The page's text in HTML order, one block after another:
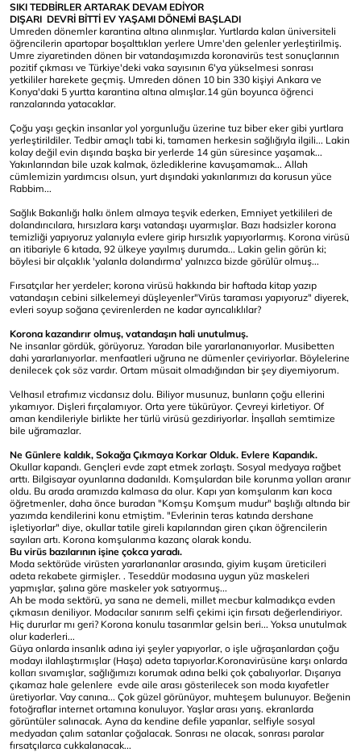
SIKI TEDBİRLER ARTARAK DEVAM EDİYOR
DIŞARI DEVRİ BİTTİ EV YAŞAMI DÖNEMİ BAŞLADI
Umreden dönemler karantina altına alınmışlar. Yurtlarda kalan üniversiteli
öğrencilerin apartopar boşalttıkları yerlere Umre'den gelenler yerleştirilmiş.
Umre ziyaretinden dönen bir vatandaşımızda koronavirüs test sonuçlarının
pozitif çıkması ve Türkiye'deki vaka sayısının 6'ya yükselmesi sonrası
yetkililer harekete geçmiş. Umreden dönen 10 bin 330 kişiyi Ankara ve
Konya'daki 5 yurtta karantina altına almışlar.14 gün boyunca öğrenci
ranzalarında yatacaklar.
Çoğu yaşı geçkin insanlar yol yorgunluğu üzerine tuz biber eker gibi yurtlara
yerleştirildiler. Tedbir amaçlı tabi ki, tamamen herkesin sağlığıyla ilgili... Lakin
kolay değil evin dışında başka bir yerlerde 14 gün süresince yaşamak...
Yakınlarından bile uzak kalmak, özlediklerine kavuşamamak... Allah
cümlemizin yardımcısı olsun, yurt dışındaki yakınlarımızı da korusun yüce
Rabbim...
Sağlık Bakanlığı halkı önlem almaya teşvik ederken, Emniyet yetkilileri de
dolandırıcılara, hırsızlara karşı vatandaşı uyarmışlar. Bazı hadsizler korona
temizliği yapıyoruz yalanıyla evlere girip hırsızlık yapıyorlarmış. Korona virüsü
an itibariyle 6 kıtada, 92 ülkeye yayılmış durumda... Lakin gelin görün ki;
böylesi bir alçaklık 'yalanla dolandırma' yalnızca bizde görülür olmuş...
Fırsatçılar her yerdeler; korona virüsü hakkında bir haftada kitap yazıp
vatandaşın cebini silkelemeyi düşleyenler"Virüs taraması yapıyoruz" diyerek,
evleri soyup soğana çevirenlerden ne kadar ayrıcalıklılar?
Korona kazandırır olmuş, vatandaşın hali unutulmuş.
Ne insanlar gördük, görüyoruz. Yaradan bile yararlananıyorlar. Musibetten
dahi yararlanıyorlar. menfaatleri uğruna ne dümenler çeviriyorlar. Böylelerine
denilecek çok söz vardır. Ortam müsait olmadığından bir şey diyemiyorum.
Velhasıl etrafımız vicdansız dolu. Biliyor musunuz, bunların çoğu ellerini
yıkamıyor. Dişleri fırçalamıyor. Orta yere tükürüyor. Çevreyi kirletiyor. Of
aman kendileriyle birlikte her türlü virüsü gezdiriyorlar. İnşallah semtimize
bile uğramazlar.
Ne Günlere kaldık, Sokağa Çıkmaya Korkar Olduk. Evlere Kapandık.
Okullar kapandı. Gençleri evde zapt etmek zorlaştı. Sosyal medyaya rağbet
arttı. Bilgisayar oyunlarına dadanıldı. Komşulardan bile korunma yolları aranır
oldu. Bu arada aramızda kalmasa da olur. Kapı yan komşularım karı koca
öğretmenler, daha önce buradan "Komşu Komşum mudur" başlığı altında bir
yazımda kendilerini konu etmiştim. "Evlerinin teras katında dershane
işletiyorlar" diye, okullar tatile gireli kapılarından giren çıkan öğrencilerin
sayıları artı. Korona komşularıma kazanç olarak kondu.
Bu virüs bazılarının işine çokca yaradı.
Moda sektörüde virüsten yararlananlar arasında, giyim kuşam üreticileri
adeta rekabete girmişler. . Teseddür modasına uygun yüz maskeleri
yapmışlar, şalına göre maskeler yok satıyormuş...
Ah be moda sektörü, ya sana ne demeli, millet mecbur kalmadıkça evden
çıkmasın deniliyor. Modacılar sanırım selfi çekimi için fırsatı değerlendiriyor.
Hiç dururlar mı geri? Korona konulu tasarımlar gelsin beri... Yoksa unutulmak
olur kaderleri...
Güya onlarda insanlık adına iyi şeyler yapıyorlar, o işle uğraşanlardan çoğu
modayı ilahlaştırmışlar (Haşa) adeta tapıyorlar.Koronavirüsüne karşı onlarda
kolları sıvamışlar, sağlığımızı korumak adına belki çok çabalıyorlar. Dışarıya
çıkamaz hale gelenlere evde aile arası gösterilecek son moda kıyafetler
üretiyorlar. Vay canına... Çok güzel görünüyor, muhteşem bulunuyor. Beğenin
fotoğraflar internet ortamına konuluyor. Yaşlar arası yarış. ekranlarda
görüntüler salınacak. Ayna da kendine defile yapanlar, selfiyle sosyal
medyadan çalım satanlar çoğalacak. Sonrası ne olacak, sonrası paralar
fırsatçılarca cukkalanacak...